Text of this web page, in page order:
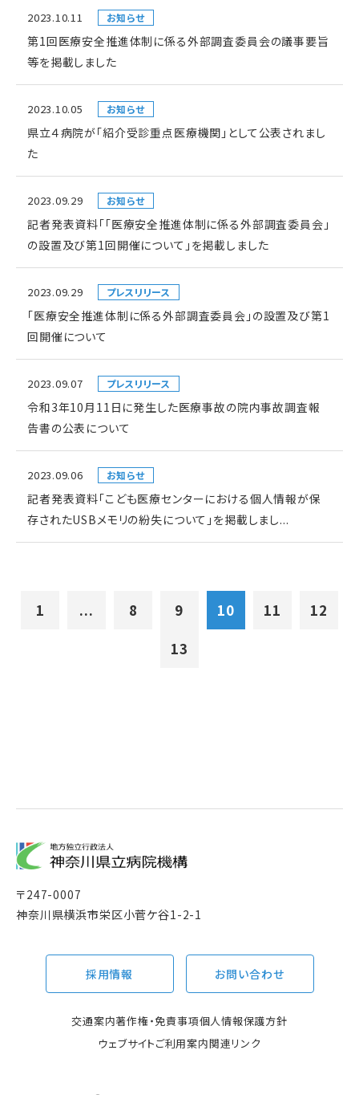
2023.10.11 お知らせ
第1回医療安全推進体制に係る外部調査委員会の議事要旨
等を掲載しました
2023.10.05 お知らせ
県立４病院が「紹介受診重点医療機関」として公表されまし
た
2023.09.29 お知らせ
記者発表資料「「医療安全推進体制に係る外部調査委員会」
の設置及び第1回開催について」を掲載しました
2023.09.29 プレスリリース
「医療安全推進体制に係る外部調査委員会」の設置及び第1
回開催について
2023.09.07 プレスリリース
令和3年10月11日に発生した医療事故の院内事故調査報
告書の公表について
2023.09.06 お知らせ
記者発表資料「こども医療センターにおける個人情報が保
存されたUSBメモリの紛失について」を掲載しまし...
1 ... 8 9 10 11
12
13
〒247-0007
神奈川県横浜市栄区小菅ケ谷1-2-1
採用情報 お問い合わせ
交通案内著作権・免責事項個人情報保護方針
ウェブサイトご利用案内関連リンク